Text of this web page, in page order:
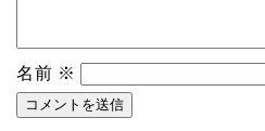
名前 ※